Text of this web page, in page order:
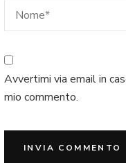
Avvertimi via email in
mio commento.